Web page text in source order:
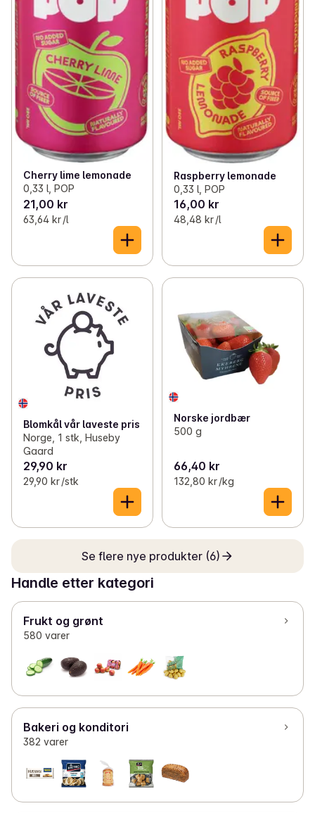
Cherry lime lemonade
0,33 l, POP
21,00 kr
63,64 kr /l
Raspberry lemonade
0,33 l, POP
16,00 kr
48,48 kr /l
Blomkål vår laveste pris
Norge, 1 stk, Huseby
Gaard
29,90 kr
29,90 kr /stk
Norske jordbær
500 g
66,40 kr
132,80 kr /kg
Se flere nye produkter (6)
Handle etter kategori
Frukt og grønt
580 varer
Bakeri og konditori
382 varer